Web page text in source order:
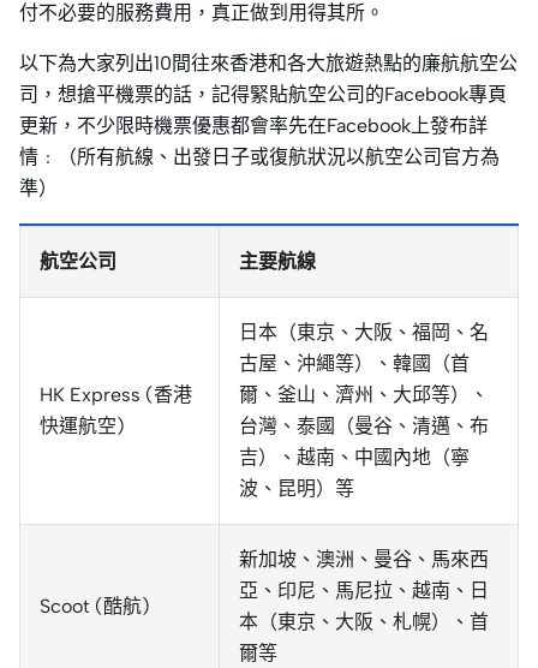
付不必要的服務費用，真正做到用得其所。
以下為大家列出10間往來香港和各大旅遊熱點的廉航航空公
司，想搶平機票的話，記得緊貼航空公司的Facebook專頁
更新，不少限時機票優惠都會率先在Facebook上發布詳
情﹕（所有航線、出發日子或復航狀況以航空公司官方為
準）
航空公司 主要航線
HK Express (香港
快運航空)
日本（東京、大阪、福岡、名
古屋、沖繩等）、韓國（首
爾、釜山、濟州、大邱等）、
台灣、泰國（曼谷、清邁、布
吉）、越南、中國內地（寧
波、昆明）等
Scoot (酷航)
新加坡、澳洲、曼谷、馬來西
亞、印尼、馬尼拉、越南、日
本（東京、大阪、札幌）、首
爾等